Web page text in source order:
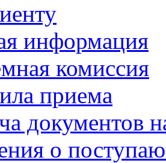
информация
комиссия
приема
документов
о